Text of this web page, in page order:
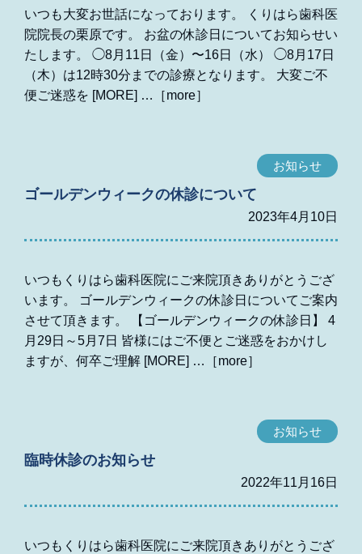
いつも大変お世話になっております。 くりはら歯科医
院院長の栗原です。 お盆の休診日についてお知らせい
たします。 ◯8月11日（金）〜16日（水） ◯8月17日
（木）は12時30分までの診療となります。 大変ご不
便ご迷惑を [MORE]
お知らせ
ゴールデンウィークの休診について
2023年4月10日
いつもくりはら歯科医院にご来院頂きありがとうござ
います。 ゴールデンウィークの休診日についてご案内
させて頂きます。 【ゴールデンウィークの休診日】 4
月29日～5月7日 皆様にはご不便とご迷惑をおかけし
ますが、何卒ご理解 [MORE]
お知らせ
臨時休診のお知らせ
2022年11月16日
いつもくりはら歯科医院にご来院頂きありがとうござ